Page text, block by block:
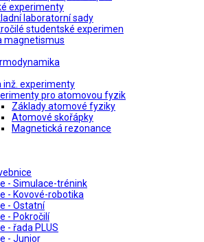
experimenty
laboratorní sady
studentské experimen
magnetismus
inž. experimenty
pro atomovou fyzik
Základy atomové fyziky
Atomové skořápky
Magnetická rezonance
- Simulace-trénink
- Kovové-robotika
- Ostatní
- Pokročilí
- řada PLUS
- Junior